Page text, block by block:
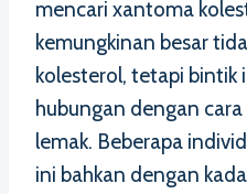
mencari xantoma
kemungkinan besar
kolesterol, tetapi bintik
hubungan dengan
lemak. Beberapa
ini bahkan dengan